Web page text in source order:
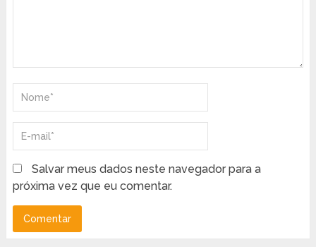
Salvar meus dados neste navegador para a
próxima vez que eu comentar.